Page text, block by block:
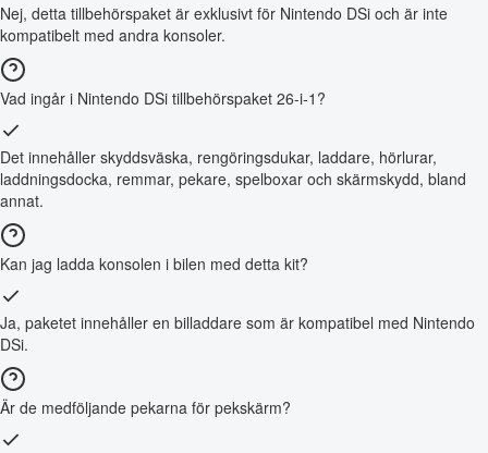
Nej, detta tillbehörspaket är exklusivt för Nintendo DSi och är inte
kompatibelt med andra konsoler.
Vad ingår i Nintendo DSi tillbehörspaket 26-i-1?
Det innehåller skyddsväska, rengöringsdukar, laddare, hörlurar,
laddningsdocka, remmar, pekare, spelboxar och skärmskydd, bland
annat.
Kan jag ladda konsolen i bilen med detta kit?
Ja, paketet innehåller en billaddare som är kompatibel med Nintendo
DSi.
Är de medföljande pekarna för pekskärm?